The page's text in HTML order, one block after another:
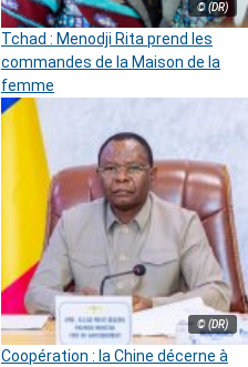
© (DR)
Tchad : Menodji Rita prend les
commandes de la Maison de la
femme
© (DR)
Coopération : la Chine décerne à